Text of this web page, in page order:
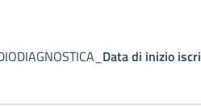
Data di inizio